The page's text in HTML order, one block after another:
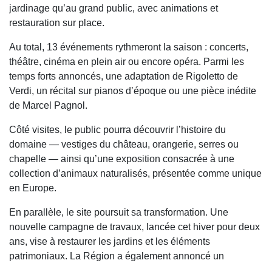
jardinage qu’au grand public, avec animations et
restauration sur place.
Au total, 13 événements rythmeront la saison : concerts,
théâtre, cinéma en plein air ou encore opéra. Parmi les
temps forts annoncés, une adaptation de Rigoletto de
Verdi, un récital sur pianos d’époque ou une pièce inédite
de Marcel Pagnol.
Côté visites, le public pourra découvrir l’histoire du
domaine — vestiges du château, orangerie, serres ou
chapelle — ainsi qu’une exposition consacrée à une
collection d’animaux naturalisés, présentée comme unique
en Europe.
En parallèle, le site poursuit sa transformation. Une
nouvelle campagne de travaux, lancée cet hiver pour deux
ans, vise à restaurer les jardins et les éléments
patrimoniaux. La Région a également annoncé un